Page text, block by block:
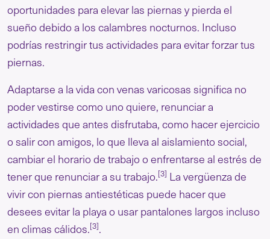
oportunidades para elevar las piernas y pierda el
sueño debido a los calambres nocturnos. Incluso
podrías restringir tus actividades para evitar forzar tus
piernas.
Adaptarse a la vida con venas varicosas significa no
poder vestirse como uno quiere, renunciar a
actividades que antes disfrutaba, como hacer ejercicio
o salir con amigos, lo que lleva al aislamiento social,
cambiar el horario de trabajo o enfrentarse al estrés de
tener que renunciar a su trabajo.[3] La vergüenza de
vivir con piernas antiestéticas puede hacer que
desees evitar la playa o usar pantalones largos incluso
en climas cálidos.[3].